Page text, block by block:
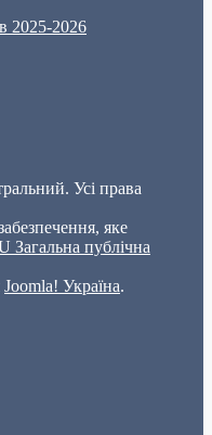
2025-2026
Усі права
яке
Загальна публічна
Joomla! Україна.